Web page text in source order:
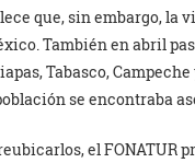
que, sin embargo, la
También en abril
Tabasco,
se encontraba
el FONATUR